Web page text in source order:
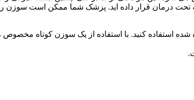
به شرایطی که تحت درمان قرار داده اید. پزشک شما ممکن
کنید. با استفاده از یک سوزن کوتاه